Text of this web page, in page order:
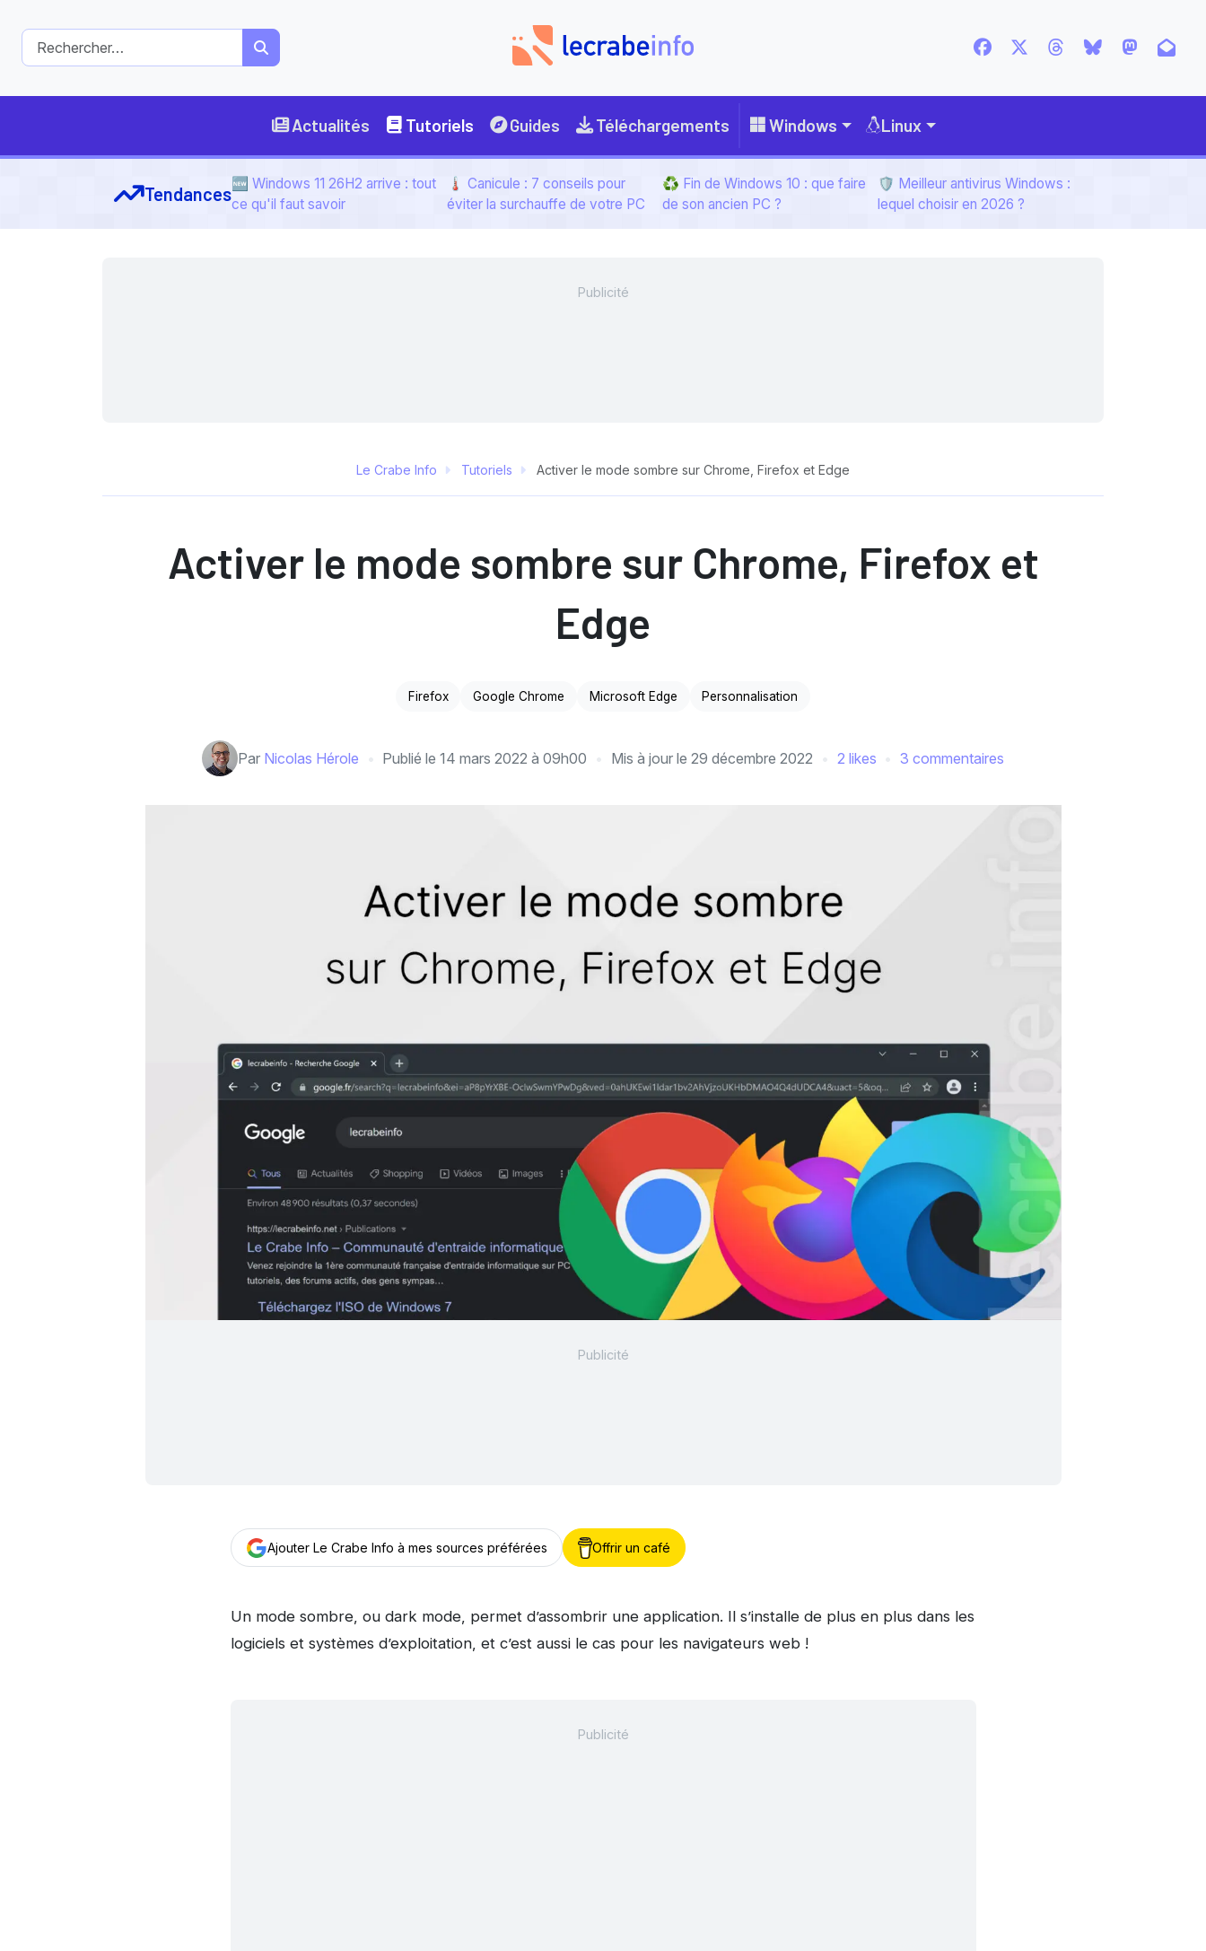
Actualités Tutoriels Guides Téléchargements Windows Linux
Tendances🆕 Windows 11 26H2 arrive : tout
ce qu'il faut savoir
🌡️ Canicule : 7 conseils pour
éviter la surchauffe de votre PC
♻️ Fin de Windows 10 : que faire
de son ancien PC ?
🛡️ Meilleur antivirus Windows :
lequel choisir en 2026 ?
Le Crabe Info Tutoriels Activer le mode sombre sur Chrome, Firefox et Edge
Activer le mode sombre sur Chrome, Firefox et
Edge
Firefox Google Chrome Microsoft Edge Personnalisation
Par Nicolas Hérole Publié le14 mars 2022 à 09h00 Mis à jour le 29 décembre 2022 2 likes 3 commentaires
Ajouter Le Crabe Info à mes sources préférées Offrir un café
Un mode sombre, ou dark mode, permet d’assombrir une application. Il s’installe de plus en plus dans les
logiciels et systèmes d’exploitation, et c’est aussi le cas pour les navigateurs web !